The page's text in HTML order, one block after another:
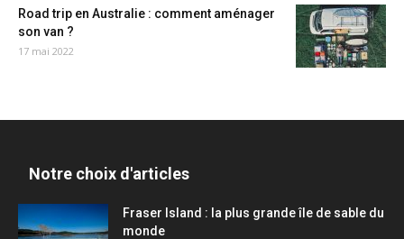
Road trip en Australie : comment aménager
son van ?
17 mai 2022
Notre choix d'articles
Fraser Island : la plus grande île de sable du
monde